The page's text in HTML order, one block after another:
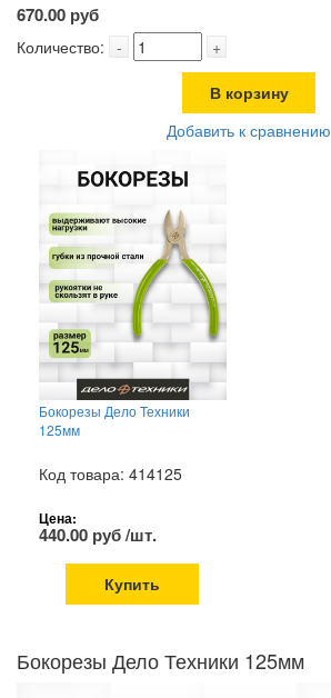
670.00 руб
Количество: - +
В корзину
Добавить к сравнению
Бокорезы Дело Техники
125мм
Код товара: 414125
Цена:
440.00 руб /шт.
Купить
Бокорезы Дело Техники 125мм